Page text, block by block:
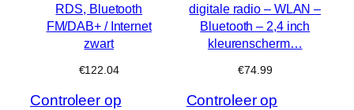
RDS, Bluetooth
FM/DAB+ / Internet
zwart
€122.04
Controleer op
digitale radio – WLAN –
Bluetooth – 2,4 inch
kleurenscherm…
€74.99
Controleer op